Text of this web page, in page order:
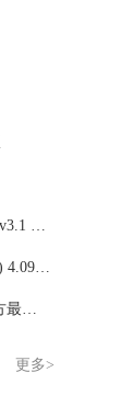
Music Spy(APE无损音乐免费下载) v3.1 正式版
FLV视频下载(Replay Media Catcher) 4.09安装免费版
Adobe Application Manager v8.0 官方最新版
更多>